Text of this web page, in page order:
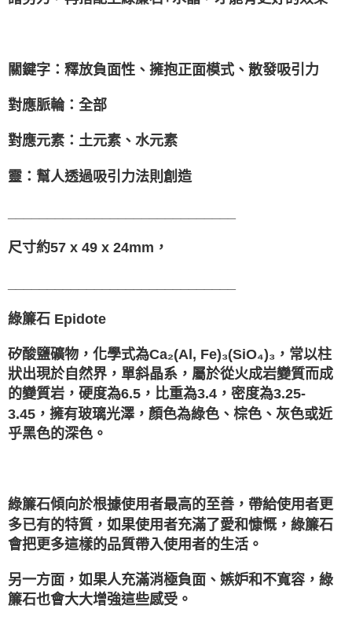
關鍵字：釋放負面性、擁抱正面模式、散發吸引力
對應脈輪：全部
對應元素：土元素、水元素
靈：幫人透過吸引力法則創造
尺寸約57 x 49 x 24mm，
綠簾石 Epidote
矽酸鹽礦物，化學式為Ca₂(Al, Fe)₃(SiO₄)₃，常以柱
狀出現於自然界，單斜晶系，屬於從火成岩變質而成
的變質岩，硬度為6.5，比重為3.4，密度為3.25-
3.45，擁有玻璃光澤，顏色為綠色、棕色、灰色或近
乎黑色的深色。
綠簾石傾向於根據使用者最高的至善，帶給使用者更
多已有的特質，如果使用者充滿了愛和慷慨，綠簾石
會把更多這樣的品質帶入使用者的生活。
另一方面，如果人充滿消極負面、嫉妒和不寬容，綠
簾石也會大大增強這些感受。